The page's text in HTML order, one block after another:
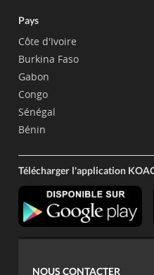
Pays
Côte d'Ivoire
Burkina Faso
Gabon
Congo
Sénégal
Bénin
Télécharger l'application
NOUS CONTACTER